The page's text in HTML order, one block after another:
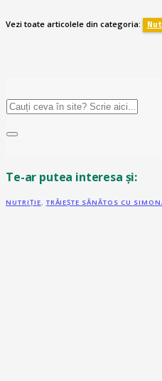
Vezi toate articolele din categoria:
Te-ar putea interesa și:
NUTRIȚIE, TRĂIEȘTE SĂNĂTOS CU